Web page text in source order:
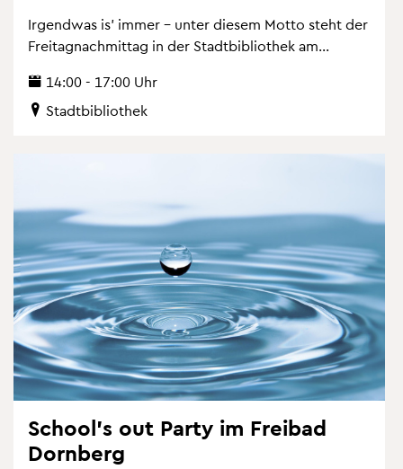
Ir­gend­was is' immer – unter die­sem Motto steht der
Frei­tag­nach­mit­tag in der Stadt­bi­blio­thek am...
14:00 - 17:00 Uhr
Stadt­bi­blio­thek
School's out Party im Frei­bad
Dorn­berg